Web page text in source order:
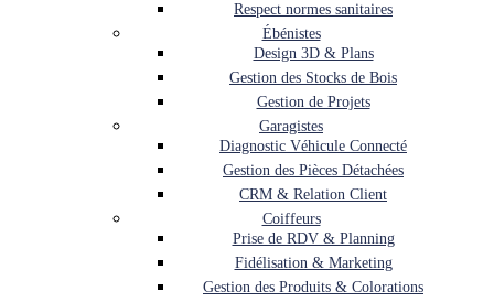
Respect normes sanitaires
Ébénistes
Design 3D & Plans
Gestion des Stocks de Bois
Gestion de Projets
Garagistes
Diagnostic Véhicule Connecté
Gestion des Pièces Détachées
CRM & Relation Client
Coiffeurs
Prise de RDV & Planning
Fidélisation & Marketing
Gestion des Produits & Colorations